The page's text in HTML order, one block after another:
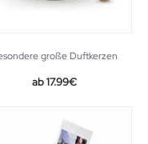
große Duftkerzen
17.99€